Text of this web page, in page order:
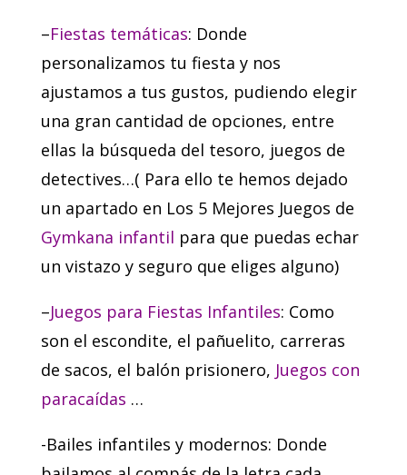
–Fiestas temáticas: Donde
personalizamos tu fiesta y nos
ajustamos a tus gustos, pudiendo elegir
una gran cantidad de opciones, entre
ellas la búsqueda del tesoro, juegos de
detectives…( Para ello te hemos dejado
un apartado en Los 5 Mejores Juegos de
Gymkana infantil para que puedas echar
un vistazo y seguro que eliges alguno)
–Juegos para Fiestas Infantiles: Como
son el escondite, el pañuelito, carreras
de sacos, el balón prisionero, Juegos con
paracaídas …
-Bailes infantiles y modernos: Donde